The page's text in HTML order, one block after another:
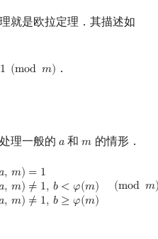
就是欧拉定理．其描述如
1 (mod 𝑚)
1( modm ) ．
理一般的 𝑎
a 和𝑚
m 的情形．
, 𝑚) = 1
, 𝑚) ≠ 1, 𝑏 < 𝜑(𝑚)
, 𝑚) ≠ 1, 𝑏 ≥ 𝜑(𝑚)
(mod 𝑚
b ,gcd(a ,m